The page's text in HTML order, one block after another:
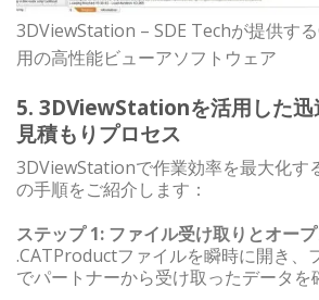
3DViewStation – SDE Techが提供す
用の高性能ビューアソフトウェア
5. 3DViewStationを活用した迅
見積もりプロセス
3DViewStationで作業効率を最大化す
の手順をご紹介します：
ステップ 1: ファイル受け取りとオー
.CATProductファイルを瞬時に開き、
でパートナーから受け取ったデータを